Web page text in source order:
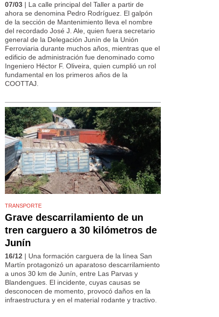
07/03 | La calle principal del Taller a partir de
ahora se denomina Pedro Rodríguez. El galpón
de la sección de Mantenimiento lleva el nombre
del recordado José J. Ale, quien fuera secretario
general de la Delegación Junín de la Unión
Ferroviaria durante muchos años, mientras que el
edificio de administración fue denominado como
Ingeniero Héctor F. Oliveira, quien cumplió un rol
fundamental en los primeros años de la
COOTTAJ.
TRANSPORTE
Grave descarrilamiento de un
tren carguero a 30 kilómetros de
Junín
16/12 | Una formación carguera de la línea San
Martín protagonizó un aparatoso descarrilamiento
a unos 30 km de Junín, entre Las Parvas y
Blandengues. El incidente, cuyas causas se
desconocen de momento, provocó daños en la
infraestructura y en el material rodante y tractivo.